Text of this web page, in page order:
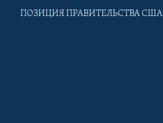
ПОЗИЦИЯ ПРАВИТЕЛЬСТВА США